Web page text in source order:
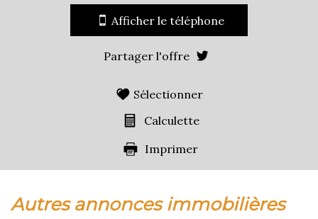
Familles avec 3 enfantsAfficher le téléphone
Partager l'offre
Sélectionner
Calculette
Imprimer
autres annonces immobilières